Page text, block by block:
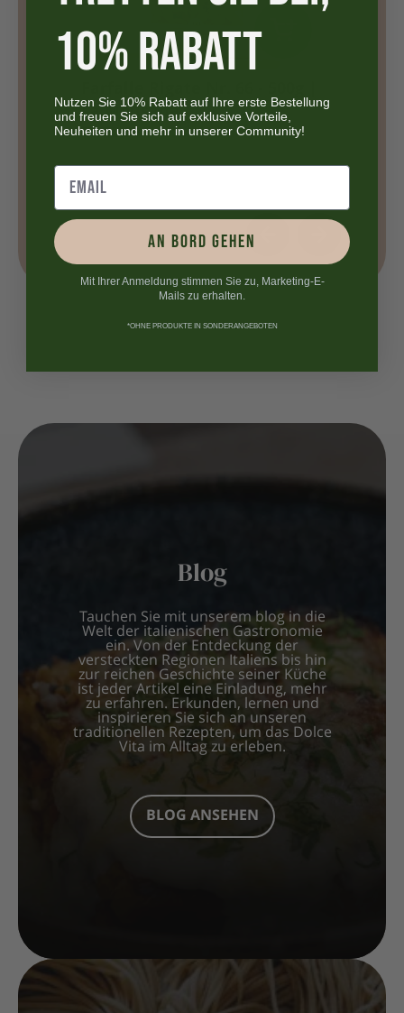
- 400g | La Molisana
CHF 4.10
Blog
Tauchen Sie mit unserem blog in die
Welt der italienischen Gastronomie
ein. Von der Entdeckung der
versteckten Regionen Italiens bis hin
zur reichen Geschichte seiner Küche
ist jeder Artikel eine Einladung, mehr
zu erfahren. Erkunden, lernen und
inspirieren Sie sich an unseren
traditionellen Rezepten, um das Dolce
Vita im Alltag zu erleben.
BLOG ANSEHEN
10% RABATT
Nutzen Sie 10% Rabatt auf Ihre erste Bestellung
und freuen Sie sich auf exklusive Vorteile,
Neuheiten und mehr in unserer Community!
AN BORD GEHEN
Mit Ihrer Anmeldung stimmen Sie zu, Marketing-E-
Mails zu erhalten.
*OHNE PRODUKTE IN SONDERANGEBOTEN